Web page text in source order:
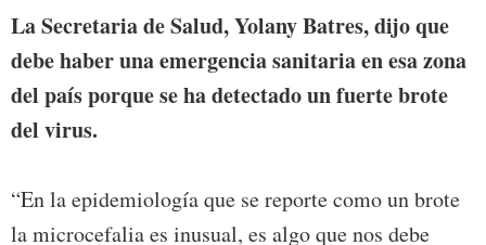
La Secretaria de Salud, Yolany Batres, dijo que
debe haber una emergencia sanitaria en esa zona
del país porque se ha detectado un fuerte brote
del virus.
“En la epidemiología que se reporte como un brote
la microcefalia es inusual, es algo que nos debe